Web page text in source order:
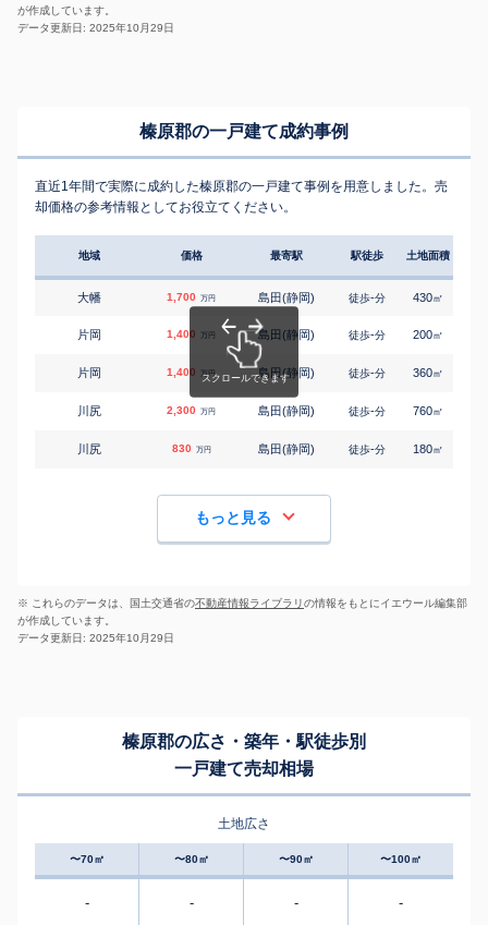
が作成しています。
データ更新日: 2025年10月29日
榛原郡の一戸建て成約事例
直近1年間で実際に成約した榛原郡の一戸建て事例を用意しました。売
却価格の参考情報としてお役立てください。
地域 価格 最寄駅 駅徒歩 土地面積
大幡 1,700 万円 島田(静岡) 徒歩-分 430㎡
片岡 1,400 万円 島田(静岡) 徒歩-分 200㎡
片岡 1,400 万円 島田(静岡) 徒歩-分 360㎡
川尻 2,300 万円 島田(静岡) 徒歩-分 760㎡
川尻 830 万円 島田(静岡) 徒歩-分 180㎡
もっと見る
※ これらのデータは、国土交通省の不動産情報ライブラリの情報をもとにイエウール編集部
が作成しています。
データ更新日: 2025年10月29日
榛原郡の広さ・築年・駅徒歩別
一戸建て売却相場
土地広さ
〜70㎡ 〜80㎡ 〜90㎡ 〜100㎡
- - - -